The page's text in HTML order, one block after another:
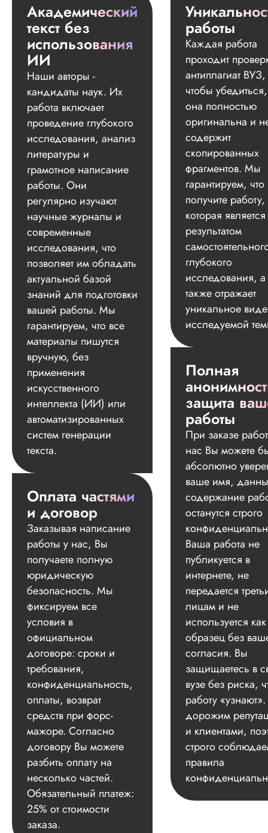
Академический
текст без
использования
ИИ
Наши авторы -
кандидаты наук. Их
работа включает
проведение глубокого
исследования, анализ
литературы и
грамотное написание
работы. Они
регулярно изучают
научные журналы и
современные
исследования, что
позволяет им обладать
актуальной базой
знаний для подготовки
вашей работы. Мы
гарантируем, что все
материалы пишутся
вручную, без
применения
искусственного
интеллекта (ИИ) или
автоматизированных
систем генерации
текста.
Оплата частями
и договор
Заказывая написание
работы у нас, Вы
получаете полную
юридическую
безопасность. Мы
фиксируем все
условия в
официальном
договоре: сроки и
требования,
конфиденциальность,
оплаты, возврат
средств при форс-
мажоре. Согласно
договору Вы можете
разбить оплату на
несколько частей.
Обязательный платеж:
25% от стоимости
заказа.
работы
Каждая работа
проходит
антиплагиат ВУЗ,
чтобы
она полностью
оригинальна и
содержит
скопированных
фрагментов. Мы
гарантируем,
получите работу,
которая является
результатом
глубокого
исследования, а
также отражает
уникальное
исследуемой
Полная
защита
работы
При заказе
нас Вы можете
абсолютно
ваше имя,
содержание
останутся строго
Ваша работа не
публикуется в
интернете, не
передается
лицам и не
используется как
образец без
согласия. Вы
защищаетесь в
вузе без риска,
работу
дорожим
и клиентами,
строго
правила